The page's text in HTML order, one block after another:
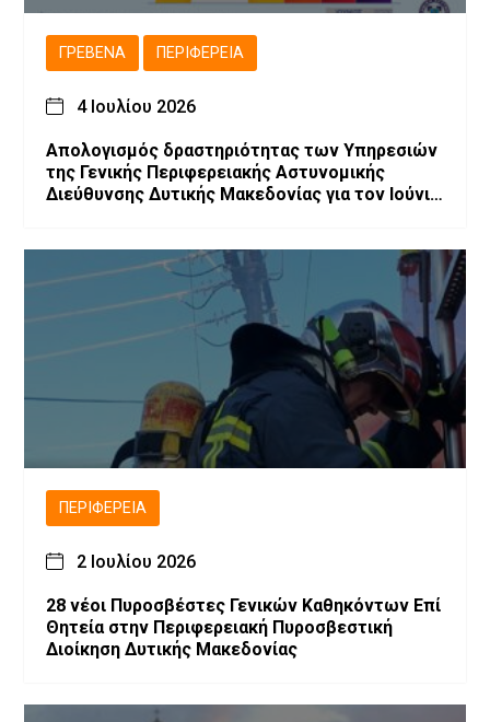
ΓΡΕΒΕΝΆ ΠΕΡΙΦΈΡΕΙΑ
4 Ιουλίου 2026
Απολογισμός δραστηριότητας των Υπηρεσιών
της Γενικής Περιφερειακής Αστυνομικής
Διεύθυνσης Δυτικής Μακεδονίας για τον Ιούνιο
ΠΕΡΙΦΈΡΕΙΑ
2 Ιουλίου 2026
28 νέοι Πυροσβέστες Γενικών Καθηκόντων Επί
Θητεία στην Περιφερειακή Πυροσβεστική
Διοίκηση Δυτικής Μακεδονίας